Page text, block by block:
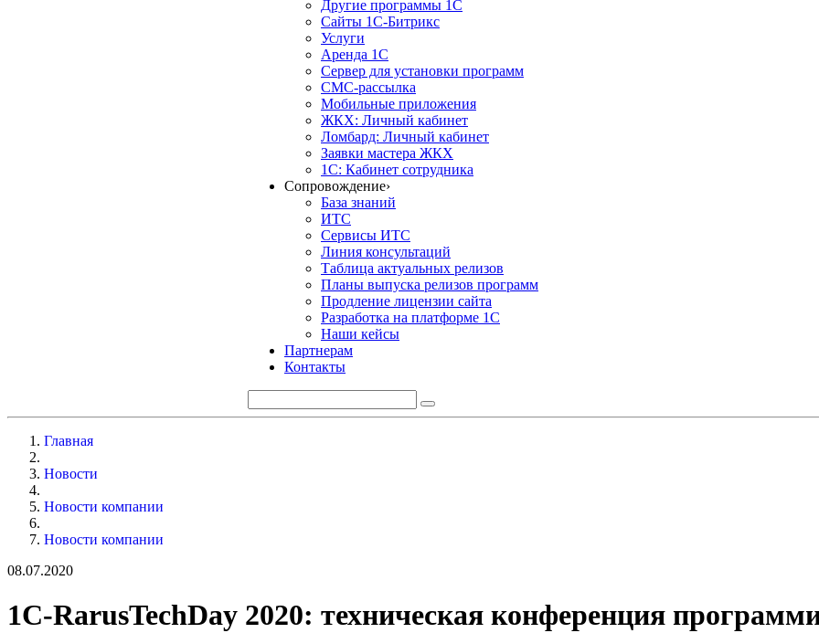
Другие программы 1С
Сайты 1С-Битрикс
Услуги
Аренда 1С
Сервер для установки программ
СМС-рассылка
Мобильные приложения
ЖКХ: Личный кабинет
Ломбард: Личный кабинет
Заявки мастера ЖКХ
1С: Кабинет сотрудника
Сопровождение›
База знаний
ИТС
Сервисы ИТС
Линия консультаций
Таблица актуальных релизов
Планы выпуска релизов программ
Продление лицензии сайта
Разработка на платформе 1С
Наши кейсы
Партнерам
Контакты
Главная
Новости
Новости компании
Новости компании
08.07.2020
1C-RarusTechDay 2020: техническая конференция